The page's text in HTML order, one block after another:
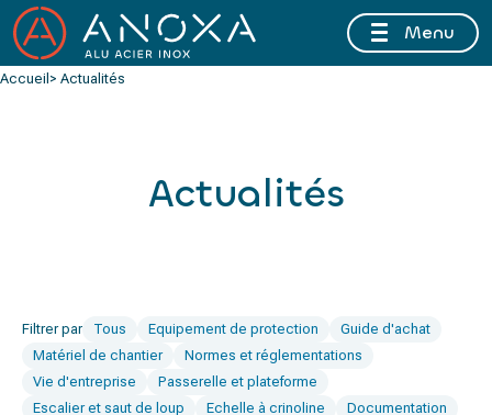
FERMETURE ESTIVALE DU 10 AU 16 AOÛT 2026 INCLUSMenu
Accueil > Actualités
Actualités
Filtrer par Tous Equipement de protection
Guide d'achat
Matériel de chantier
Normes et réglementations
Vie d'entreprise
Passerelle et plateforme
Escalier et saut de loup
Echelle à crinoline
Documentation